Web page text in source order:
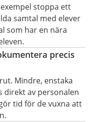
stoppa ett
samtal med elever
som har en nära
precis
Mindre, enstaka
direkt av personalen
tid för de vuxna att